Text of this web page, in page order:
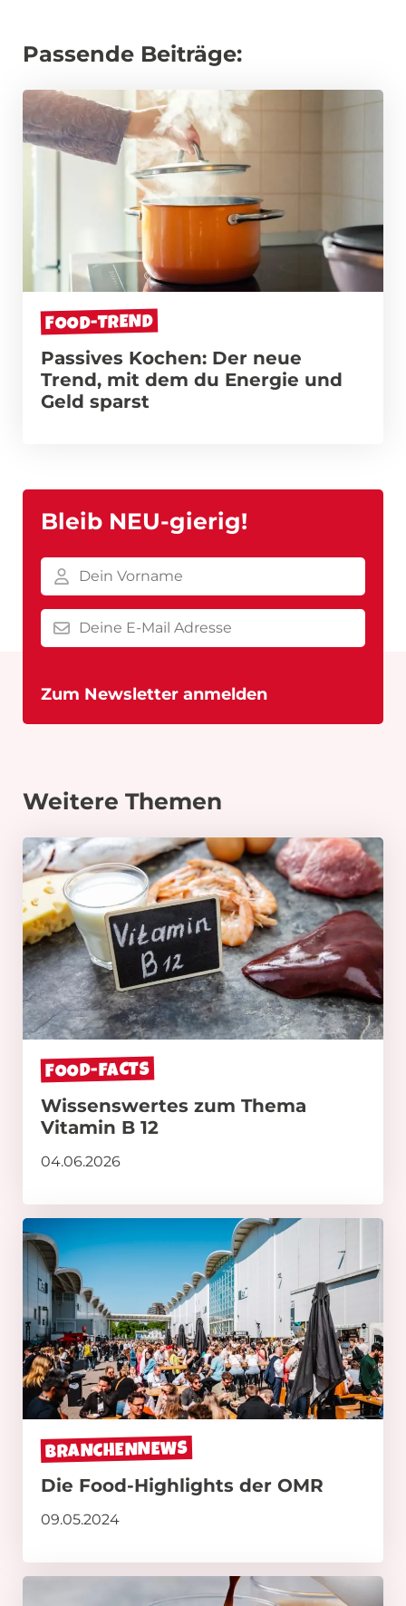
Passende Beiträge:
FOOD-TREND
Passives Kochen: Der neue
Trend, mit dem du Energie und
Geld sparst
Bleib NEU-gierig!
Weitere Themen
FOOD-FACTS
Wissenswertes zum Thema
Vitamin B 12
04.06.2026
BRANCHENNEWS
Die Food-Highlights der OMR
09.05.2024